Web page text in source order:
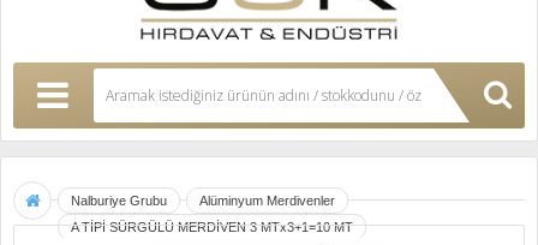
Nalburiye Grubu
Alüminyum Merdivenler
A TİPİ SÜRGÜLÜ MERDİVEN 3 MTx3+1=10 MT